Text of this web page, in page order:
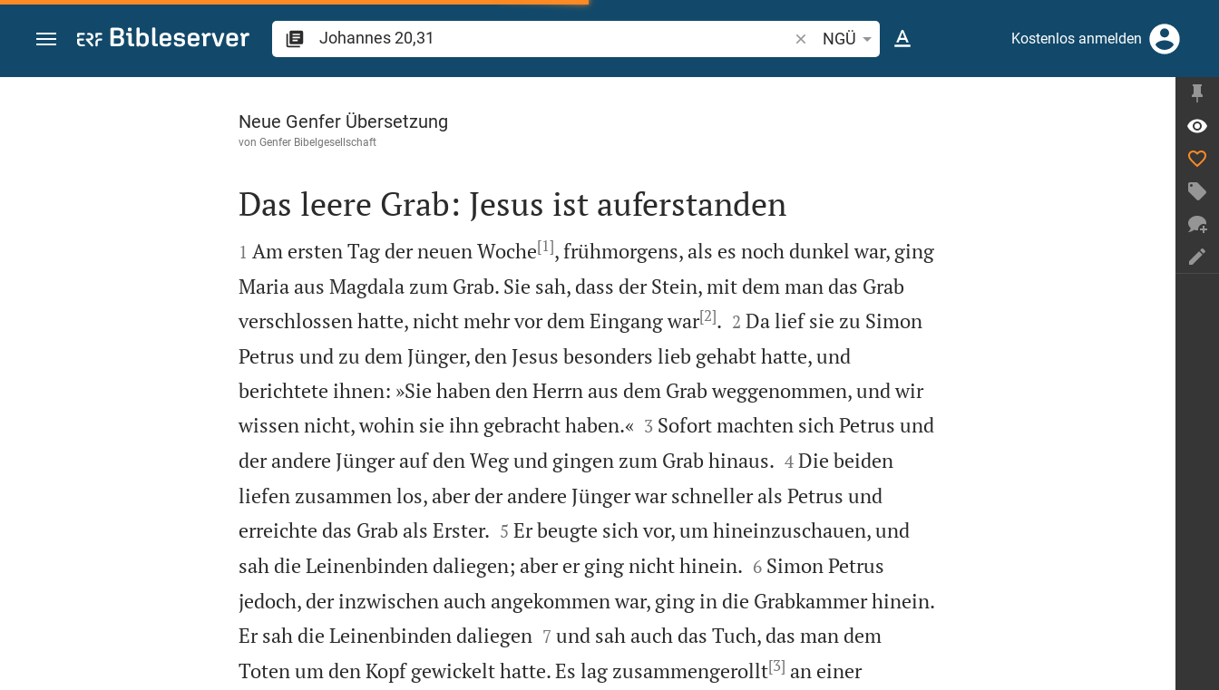
Zum Inhalt springen
Bibelstelle oder Begriff suchen
NGÜ Kostenlos anmelden
Johannes 20
Neue Genfer Übersetzung
von Genfer Bibelgesellschaft

Das leere Grab: Jesus ist auferstanden

1 Am ersten Tag der neuen Woche[1], frühmorgens, als es noch dunkel war, ging
Maria aus Magdala zum Grab. Sie sah, dass der Stein, mit dem man das Grab
verschlossen hatte, nicht mehr vor dem Eingang war[2].
2 Da lief sie zu Simon
Petrus und zu dem Jünger, den Jesus besonders lieb gehabt hatte, und
berichtete ihnen: »Sie haben den Herrn aus dem Grab weggenommen, und wir
wissen nicht, wohin sie ihn gebracht haben.«
3 Sofort machten sich Petrus und
der andere Jünger auf den Weg und gingen zum Grab hinaus.
4 Die beiden
liefen zusammen los, aber der andere Jünger war schneller als Petrus und
erreichte das Grab als Erster.
5 Er beugte sich vor, um hineinzuschauen, und
sah die Leinenbinden daliegen; aber er ging nicht hinein.
6 Simon Petrus
jedoch, der inzwischen auch angekommen war, ging in die Grabkammer hinein.
Er sah die Leinenbinden daliegen
7 und sah auch das Tuch, das man dem
Toten um den Kopf gewickelt hatte. Es lag zusammengerollt[3] an einer